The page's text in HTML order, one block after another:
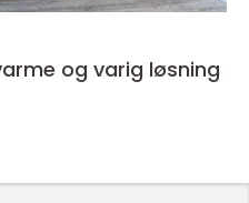
og varig løsning